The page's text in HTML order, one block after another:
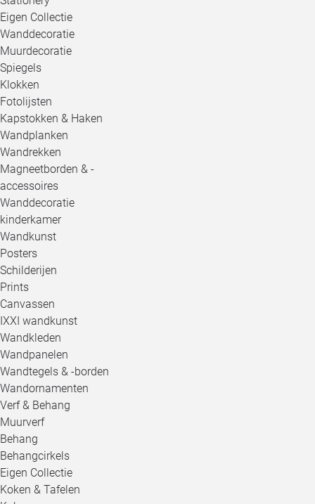
Eigen Collectie
Wanddecoratie
Muurdecoratie
Spiegels
Klokken
Fotolijsten
Kapstokken & Haken
Wandplanken
Wandrekken
Magneetborden & -
accessoires
Wanddecoratie
kinderkamer
Wandkunst
Posters
Schilderijen
Prints
Canvassen
IXXI wandkunst
Wandkleden
Wandpanelen
Wandtegels & -borden
Wandornamenten
Verf & Behang
Muurverf
Behang
Behangcirkels
Eigen Collectie
Koken & Tafelen